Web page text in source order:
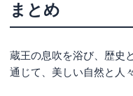
まとめ
蔵王の息吹を浴び、歴史
通じて、美しい自然と人